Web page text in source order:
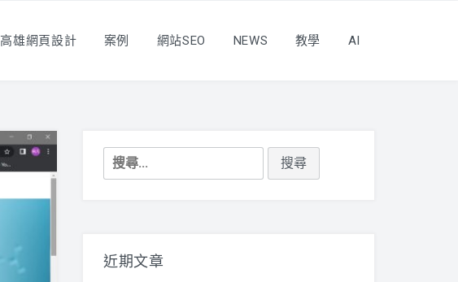
高雄網頁設計 案例 網站SEO NEWS 教學 AI
搜
尋
近期文章